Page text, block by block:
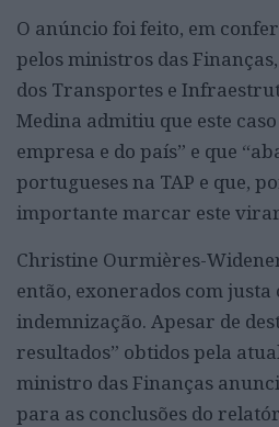
O anúncio foi feito, em
pelos ministros das
dos Transportes e
Medina admitiu que este
empresa e do país” e que
portugueses na TAP e que,
importante marcar este
Christine Ourmières-
então, exonerados com justa
indemnização. Apesar de
resultados” obtidos pela
ministro das Finanças
para as conclusões do